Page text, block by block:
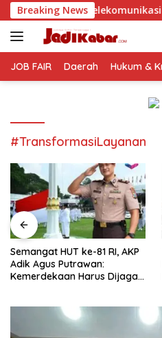
Langsung
ke
konten
Breaking NewsSemangat HUT
JOB FAIR Daerah Hukum &
#TransformasiLayanan
Semangat HUT ke-81 RI, AKP
Adik Agus Putrawan:
Kemerdekaan Harus Dijaga